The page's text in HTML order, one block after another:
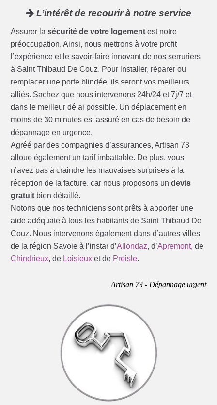
L’intérêt de recourir à notre service
Assurer lasécurité de votre logement est notre
préoccupation. Ainsi, nous mettrons à votre profit
l’expérience et le savoir-faire innovant de nos serruriers
à Saint Thibaud De Couz. Pour installer, réparer ou
remplacer une porte blindée, ils seront vos meilleurs
alliés. Sachez que nous intervenons 24h/24 et 7j/7 et
dans le meilleur délai possible. Un déplacement en
moins de 30 minutes est assuré en cas de besoin de
dépannage en urgence.
Agréé par des compagnies d’assurances, Artisan 73
alloue également un tarif imbattable. De plus, vous
n’avez pas à craindre les mauvaises surprises à la
réception de la facture, car nous proposons undevis
gratuit bien détaillé.
Notons que nos techniciens sont prêts à apporter une
aide adéquate à tous les habitants de Saint Thibaud De
Couz. Nous intervenons également dans d’autres villes
de la région Savoie à l’instar d’Allondaz, d’Apremont, de
Chindrieux, de Loisieux et de Preisle.
Artisan 73 - Dépannage urgent